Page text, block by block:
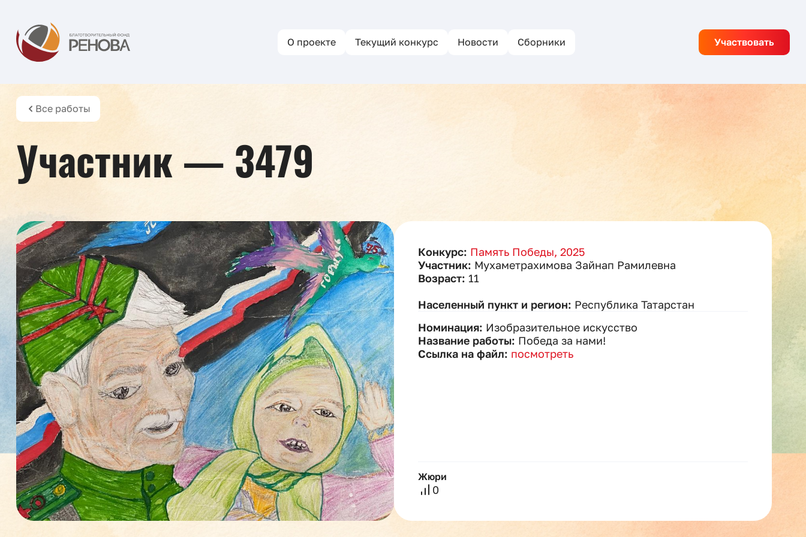
О проекте Текущий конкурс Новости Сборники Участвовать
Все работы
Участник — 3479
Конкурс: Память Победы, 2025
Участник: Мухаметрахимова Зайнап Рамилевна
Возраст: 11
Населенный пункт и регион: Республика Татарстан
Номинация: Изобразительное искусство
Название работы: Победа за нами!
Ссылка на файл: посмотреть
Жюри
0